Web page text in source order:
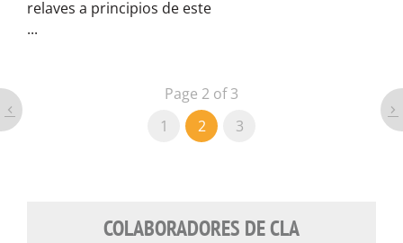
relaves a principios de este
...
Page 2 of 3
1
2 3
COLABORADORES DE CLA